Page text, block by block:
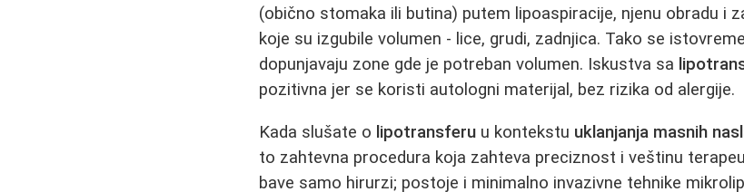
(obično stomaka ili butina) putem lipoaspiracije, njenu obradu i
koje su izgubile volumen - lice, grudi, zadnjica. Tako se
dopunjavaju zone gde je potreban volumen. Iskustva sa
pozitivna jer se koristi autologni materijal, bez rizika od alergije.
Kada slušate o lipotransferu u kontekstu uklanjanja masnih
to zahtevna procedura koja zahteva preciznost i veštinu
bave samo hirurzi; postoje i minimalno invazivne tehnike